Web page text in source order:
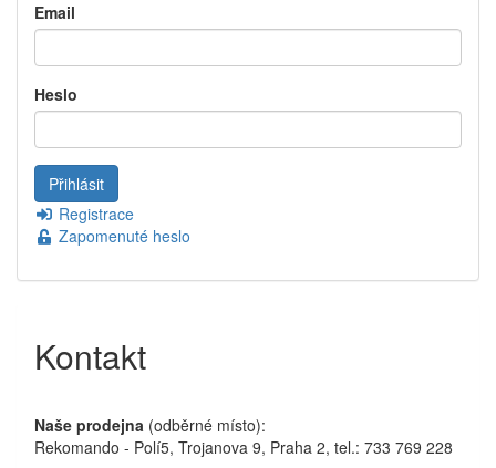
Email
Heslo
Registrace
Zapomenuté heslo
Kontakt
Naše prodejna (odběrné místo):
Rekomando - Polí5, Trojanova 9, Praha 2, tel.: 733 769 228